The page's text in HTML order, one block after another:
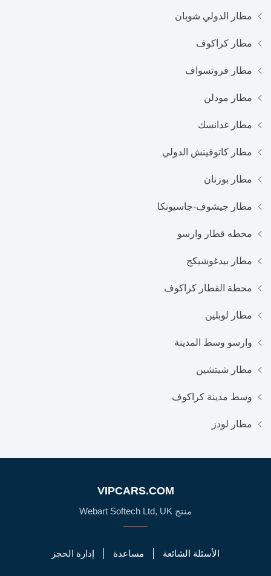
مطار الدولي شوبان
مطار كراكوف
مطار فروتسواف
مطار مودلن
مطار غدانسك
مطار كاتوفيتش الدولي
مطار بوزنان
مطار جيشوف-جاسيونكا
محطه قطار وارسو
مطار بيدغوشيكج
محطة القطار كراكوف
مطار لوبلين
وارسو وسط المدينة
مطار شيتشين
وسط مدينة كراكوف
مطار لودز
VIPCARS.COM
منتج Webart Softech Ltd, UK
الأسئلة الشائعة مساعدة إدارة الحجز